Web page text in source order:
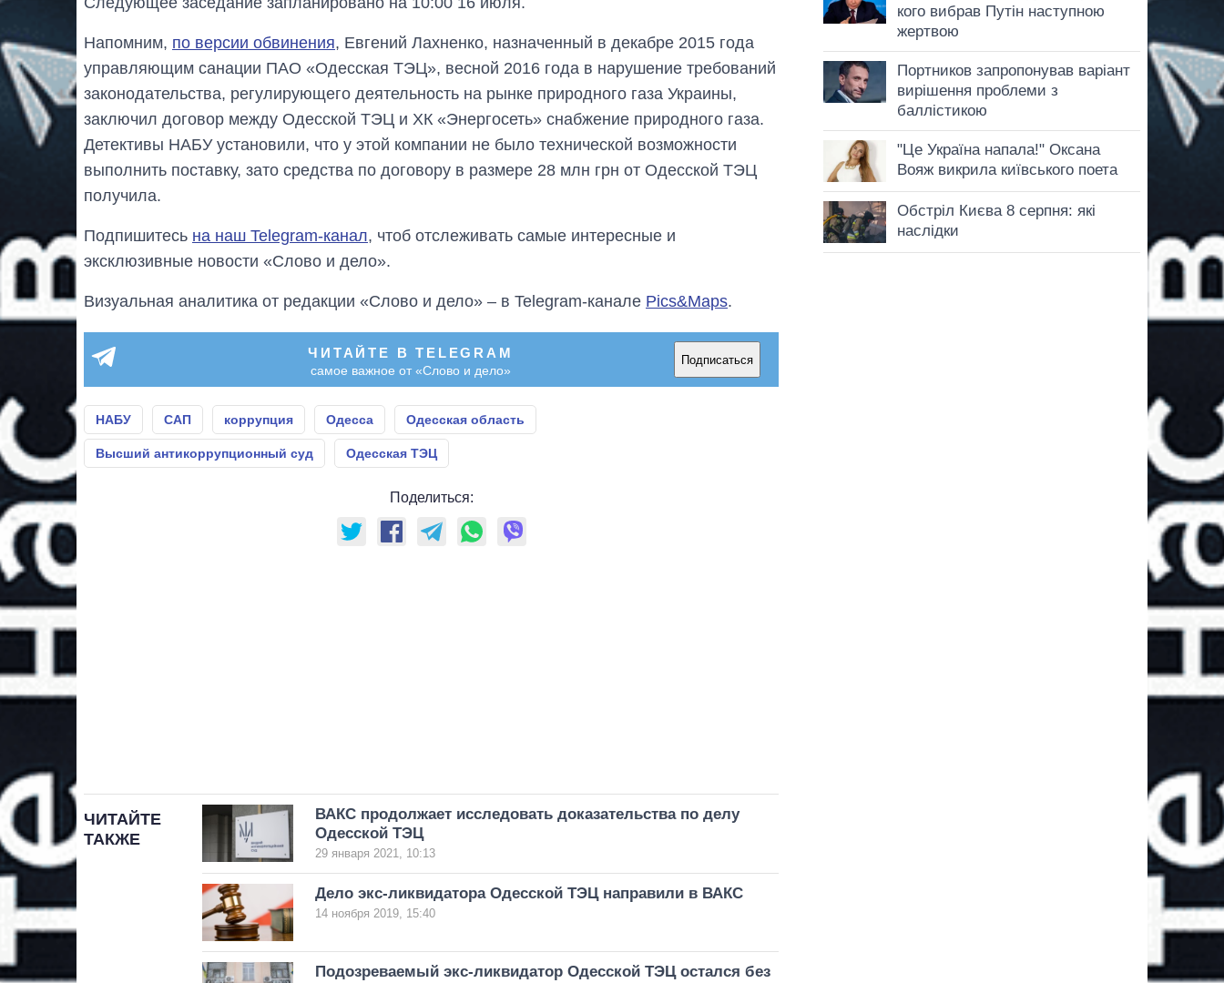
Напомним, по версии обвинения, Евгений Лахненко, назначенный в декабре 2015 года
управляющим санации ПАО «Одесская ТЭЦ», весной 2016 года в нарушение требований
законодательства, регулирующего деятельность на рынке природного газа Украины,
заключил договор между Одесской ТЭЦ и ХК «Энергосеть» снабжение природного газа.
Детективы НАБУ установили, что у этой компании не было технической возможности
выполнить поставку, зато средства по договору в размере 28 млн грн от Одесской ТЭЦ
получила.
Подпишитесь на наш Telegram-канал, чтоб отслеживать самые интересные и
эксклюзивные новости «Слово и дело».
Визуальная аналитика от редакции «Слово и дело» – в Telegram-канале Pics&Maps.
ЧИТАЙТЕ В TELEGRAM
самое важное от «Слово и дело»
Подписаться
НАБУ САП коррупция Одесса Одесская область
Высший антикоррупционный суд Одесская ТЭЦ
Поделиться:
ЧИТАЙТЕ
ТАКЖЕ
ВАКС продолжает исследовать доказательства по делу
Одесской ТЭЦ
29 января 2021, 10:13
Дело экс-ликвидатора Одесской ТЭЦ направили в ВАКС
14 ноября 2019, 15:40
Подозреваемый экс-ликвидатор Одесской ТЭЦ остался без